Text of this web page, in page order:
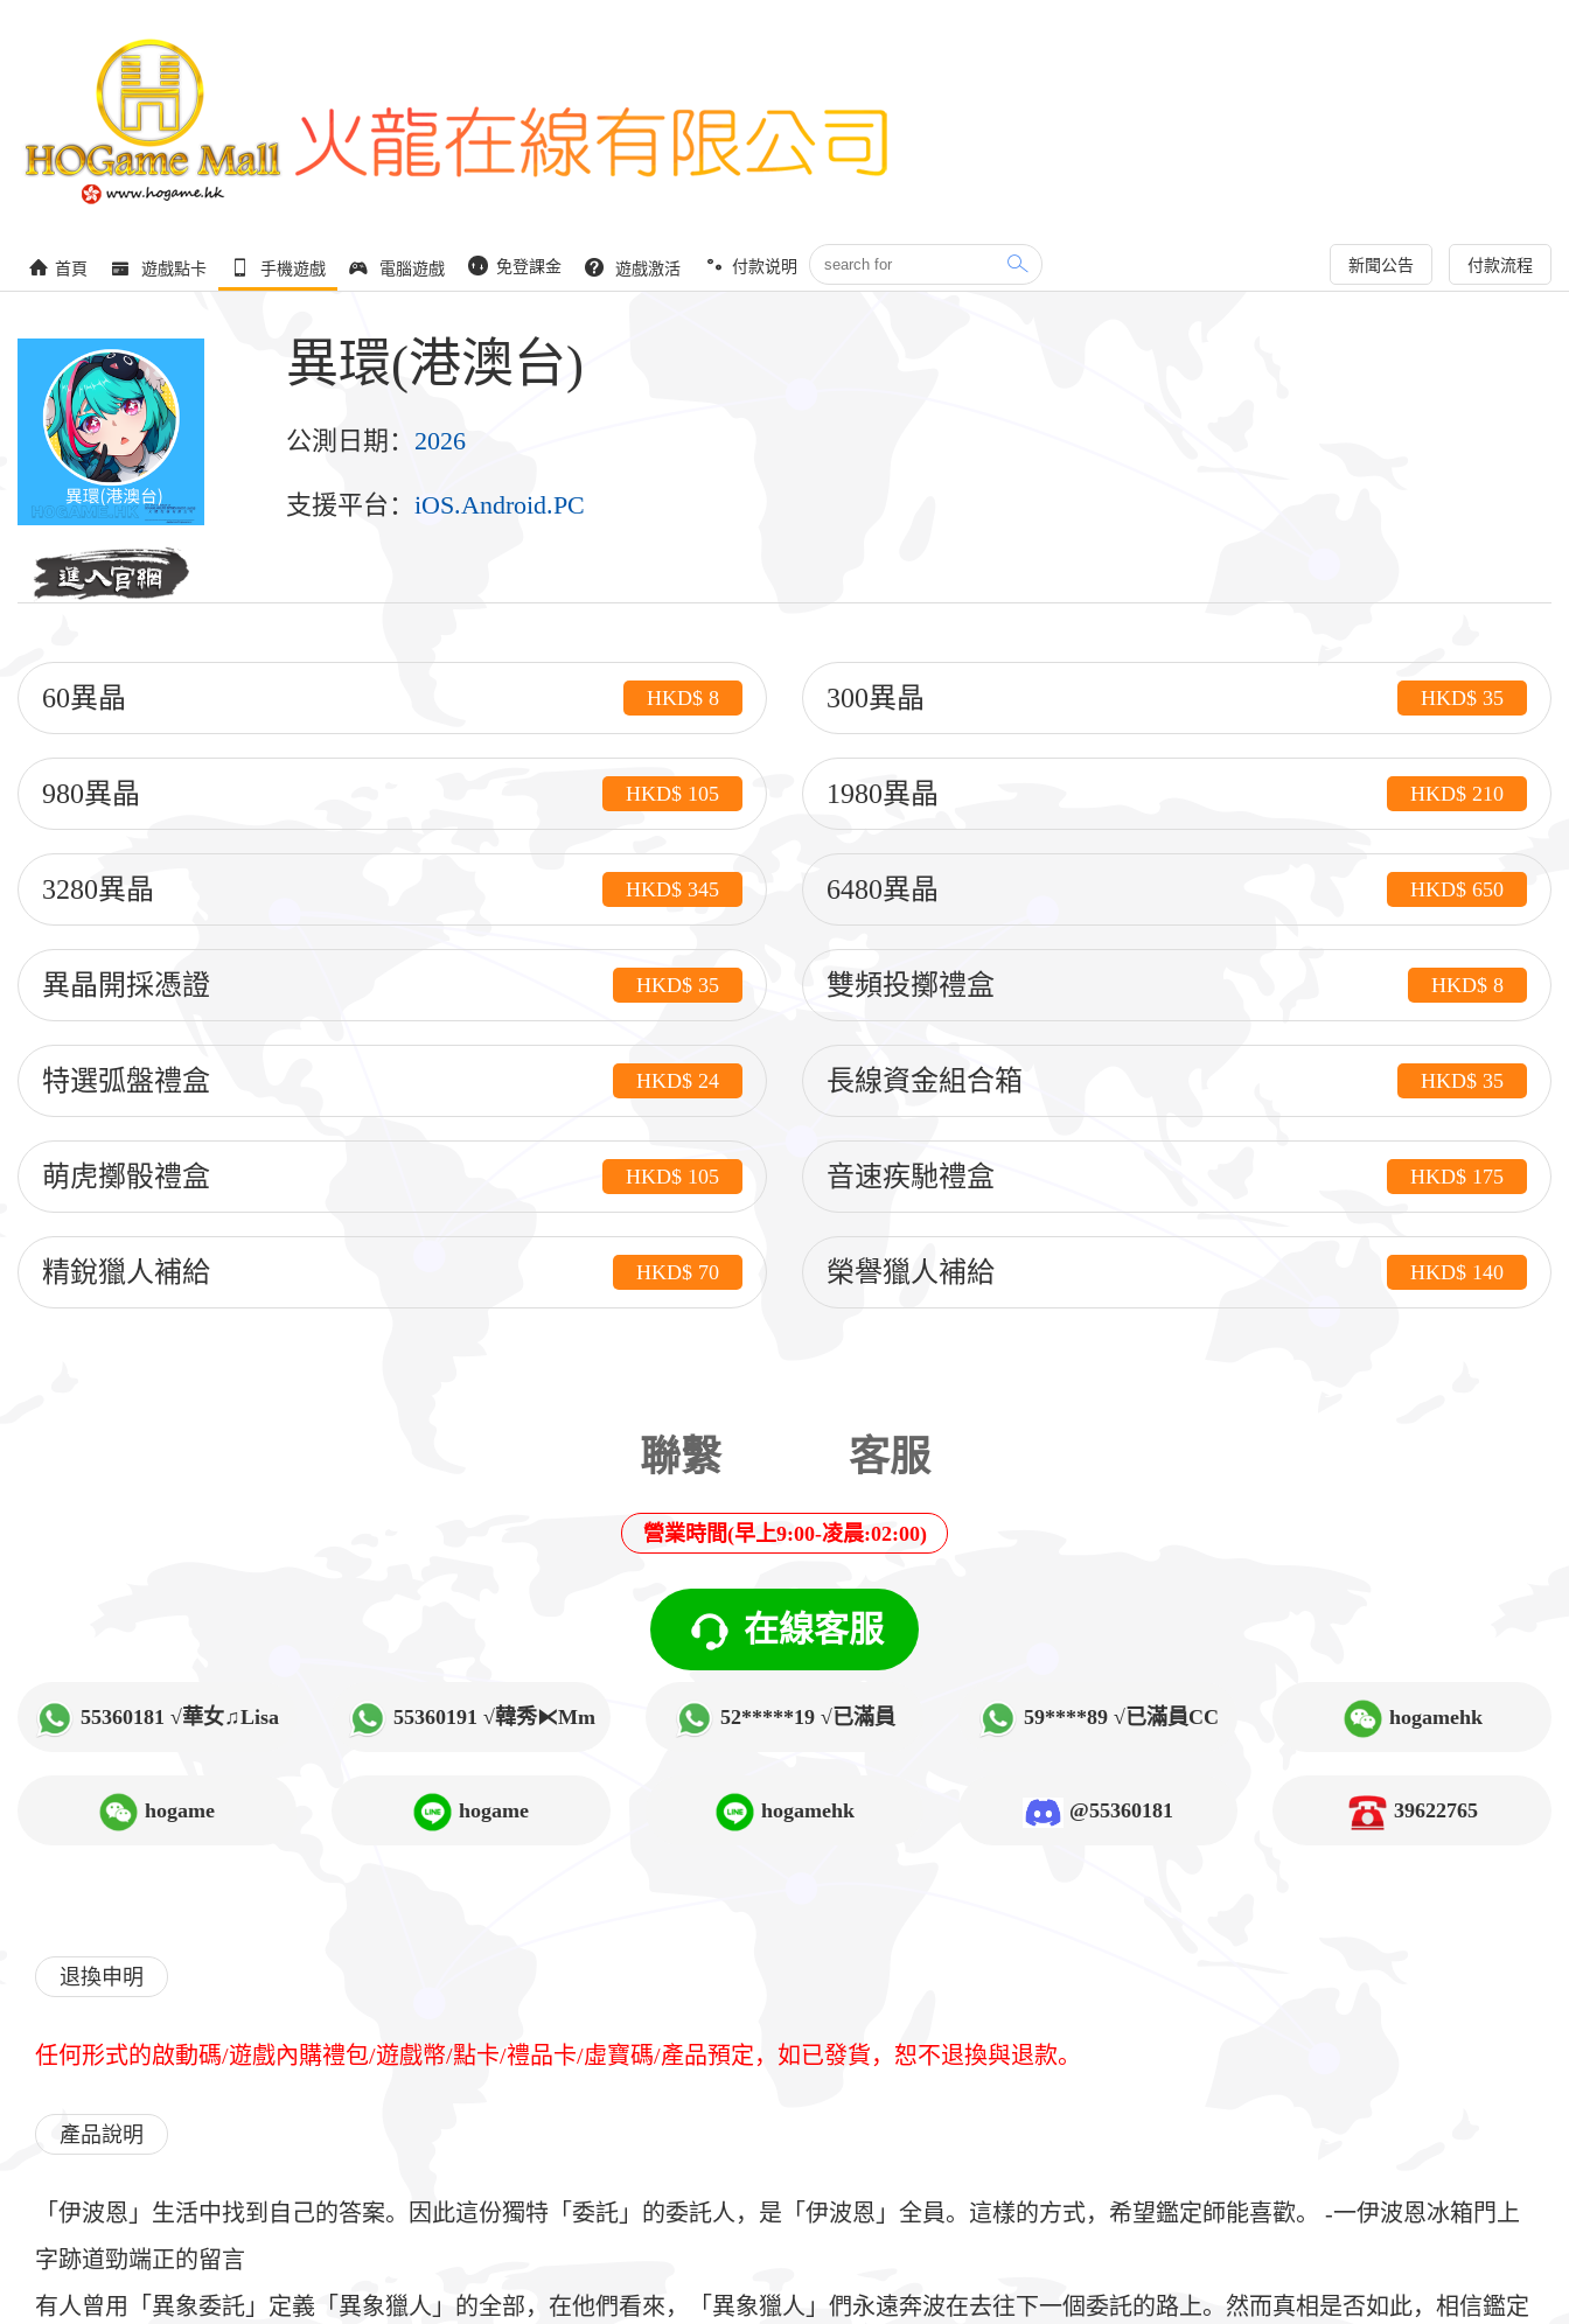
首頁 遊戲點卡 手機遊戲 電腦遊戲 免登課金 遊戲激活 付款说明 新聞公告 付款流程
異環(港澳台)
公測日期： 2026
支援平台： iOS.Android.PC
60異晶 HKD$ 8 300異晶 HKD$ 35
980異晶 HKD$ 105 1980異晶 HKD$ 210
3280異晶 HKD$ 345 6480異晶 HKD$ 650
異晶開採憑證 HKD$ 35 雙頻投擲禮盒 HKD$ 8
特選弧盤禮盒 HKD$ 24 長線資金組合箱 HKD$ 35
萌虎擲骰禮盒 HKD$ 105 音速疾馳禮盒 HKD$ 175
精銳獵人補給 HKD$ 70 榮譽獵人補給 HKD$ 140
聯繫 客服
營業時間(早上9:00-凌晨:02:00)
在線客服
55360181 √華女♫Lisa 55360191 √韓秀⧔Mm 52*****19 √已滿員 59****89 √已滿員CC hogamehk
hogame hogame hogamehk @55360181 39622765
退換申明
任何形式的啟動碼/遊戲內購禮包/遊戲幣/點卡/禮品卡/虛寶碼/產品預定，如已發貨，恕不退換與退款。
產品說明
「伊波恩」生活中找到自己的答案。因此這份獨特「委託」的委託人，是「伊波恩」全員。這樣的方式，希望鑑定師能喜歡。 -一伊波恩冰箱門上
字跡道勁端正的留言
有人曾用「異象委託」定義「異象獵人」的全部，在他們看來，「異象獵人」們永遠奔波在去往下一個委託的路上。然而真相是否如此，相信鑑定